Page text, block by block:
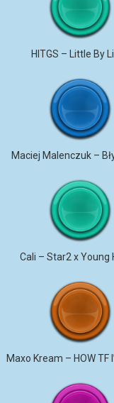
HITGS – Little By
Maciej Malenczuk –
Cali – Star2 x Young